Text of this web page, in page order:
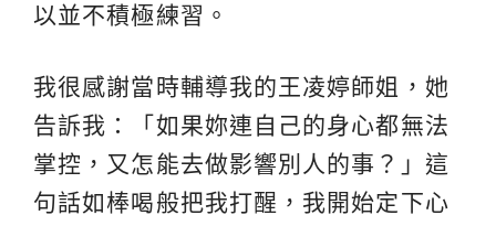
以並不積極練習。
我很感謝當時輔導我的王凌婷師姐，她
告訴我：「如果妳連自己的身心都無法
掌控，又怎能去做影響別人的事？」這
句話如棒喝般把我打醒，我開始定下心